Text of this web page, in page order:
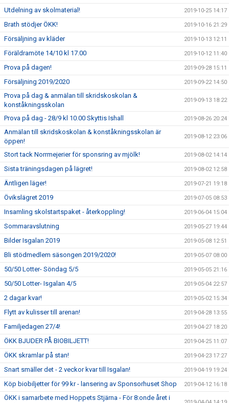
Utdelning av skolmaterial! 2019-10-25 14:17
Brath stödjer ÖKK! 2019-10-16 21:29
Försäljning av kläder 2019-10-13 12:11
Föräldramöte 14/10 kl 17.00 2019-10-12 11:40
Prova på dagen! 2019-09-28 15:11
Försäljning 2019/2020 2019-09-22 14:50
Prova på dag & anmälan till skridskoskolan &
konståkningsskolan
2019-09-13 18:22
Prova på dag - 28/9 kl 10.00 Skyttis Ishall 2019-08-26 20:24
Anmälan till skridskoskolan & konståkningsskolan är
öppen!
2019-08-12 23:06
Stort tack Norrmejerier för sponsring av mjölk! 2019-08-02 14:14
Sista träningsdagen på lägret! 2019-08-02 12:58
Äntligen läger! 2019-07-21 19:18
Övikslägret 2019 2019-07-05 08:53
Insamling skolstartspaket - återkoppling! 2019-06-04 15:04
Sommaravslutning 2019-05-27 19:44
Bilder Isgalan 2019 2019-05-08 12:51
Bli stödmedlem säsongen 2019/2020! 2019-05-07 08:00
50/50 Lotter- Söndag 5/5 2019-05-05 21:16
50/50 Lotter- Isgalan 4/5 2019-05-04 22:57
2 dagar kvar! 2019-05-02 15:34
Flytt av kulisser till arenan! 2019-04-28 13:55
Familjedagen 27/4! 2019-04-27 18:20
ÖKK BJUDER PÅ BIOBILJETT! 2019-04-25 11:07
ÖKK skramlar på stan! 2019-04-23 17:27
Snart smäller det - 2 veckor kvar till Isgalan! 2019-04-19 19:24
Köp biobiljetter för 99 kr - lansering av Sponsorhuset Shop 2019-04-12 16:18
ÖKK i samarbete med Hoppets Stjärna - För 8:onde året i